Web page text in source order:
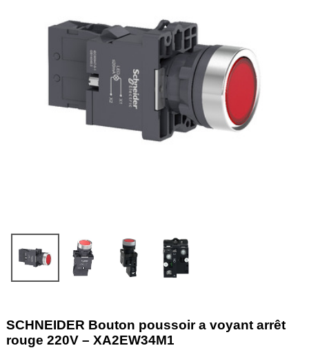
SCHNEIDER Bouton poussoir a voyant arrêt
rouge 220V – XA2EW34M1